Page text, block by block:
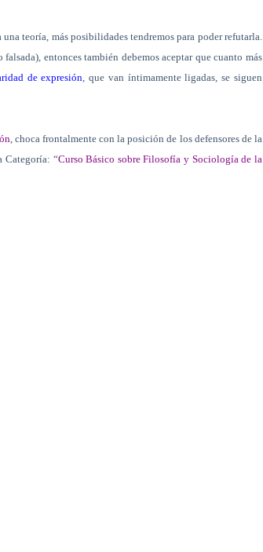
teoría, más posibilidades tendremos para poder refutarla.
entonces también debemos aceptar que cuanto más
de expresión, que van íntimamente ligadas, se siguen
, choca frontalmente con la posición de los defensores de la
Categoría: “Curso Básico sobre Filosofía y Sociología de la